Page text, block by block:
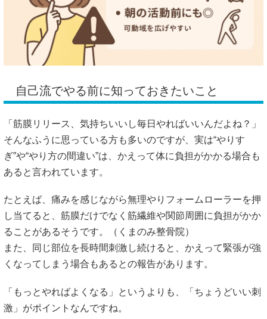
自己流でやる前に知っておきたいこと
「筋膜リリース、気持ちいいし毎日やればいいんだよね？」
そんなふうに思っている方も多いのですが、実は“やりす
ぎ”や“やり方の間違い”は、かえって体に負担がかかる場合も
あると言われています。
たとえば、痛みを感じながら無理やりフォームローラーを押
し当てると、筋膜だけでなく筋繊維や関節周囲に負担がかか
ることがあるそうです。（ くまのみ整骨院）
また、同じ部位を長時間刺激し続けると、かえって緊張が強
くなってしまう場合もあるとの報告があります。
「もっとやればよくなる」というよりも、「ちょうどいい刺
激」がポイントなんですね。